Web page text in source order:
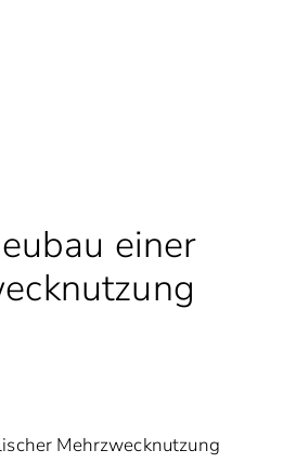
einer
Mehrzwecknutzung